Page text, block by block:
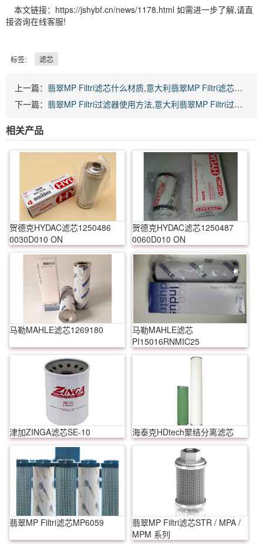
本文链接：https://jshybf.cn/news/1178.html 如需进一步了解,请直
接咨询在线客服!
标签: 滤芯
上一篇： 翡翠MP Filtri滤芯什么材质,意大利翡翠MP Filtri滤芯使用方法
下一篇： 翡翠MP Filtri过滤器使用方法,意大利翡翠MP Filtri过滤器配置步骤
相关产品
贺德克HYDAC滤芯1250486
0030D010 ON
贺德克HYDAC滤芯1250487
0060D010 ON
马勒MAHLE滤芯1269180
马勒MAHLE滤芯
PI15016RNMIC25
津加ZINGA滤芯SE-10 海泰克HDtech聚结分离滤芯
翡翠MP Filtri滤芯MP6059
翡翠MP Filtri滤芯STR / MPA /
MPM 系列